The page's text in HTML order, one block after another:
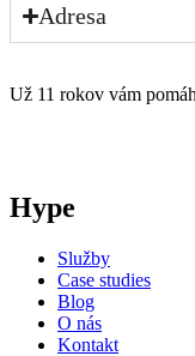
Adresa
Už 11 rokov vám
Hype
Služby
Case studies
Blog
O nás
Kontakt